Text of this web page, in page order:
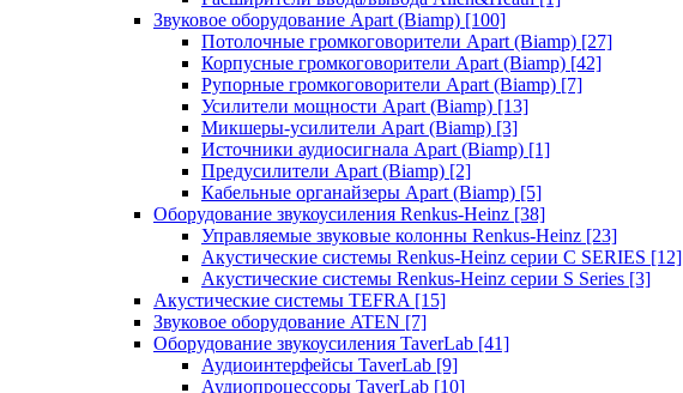
Звуковое оборудование Apart (Biamp) [100]
Потолочные громкоговорители Apart (Biamp) [27]
Корпусные громкоговорители Apart (Biamp) [42]
Рупорные громкоговорители Apart (Biamp) [7]
Усилители мощности Apart (Biamp) [13]
Микшеры-усилители Apart (Biamp) [3]
Источники аудиосигнала Apart (Biamp) [1]
Предусилители Apart (Biamp) [2]
Кабельные органайзеры Apart (Biamp) [5]
Оборудование звукоусиления Renkus-Heinz [38]
Управляемые звуковые колонны Renkus-Heinz [23]
Акустические системы Renkus-Heinz серии C SERIES [12]
Акустические системы Renkus-Heinz серии S Series [3]
Акустические системы TEFRA [15]
Звуковое оборудование ATEN [7]
Оборудование звукоусиления TaverLab [41]
Аудиоинтерфейсы TaverLab [9]
Аудиопроцессоры TaverLab [10]